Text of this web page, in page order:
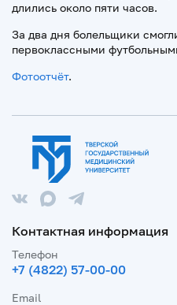
длились около пяти часов.
За два дня болельщики
первоклассными
Фотоотчёт.
Контактная информация
Телефон
+7 (4822) 57-00-00
Email